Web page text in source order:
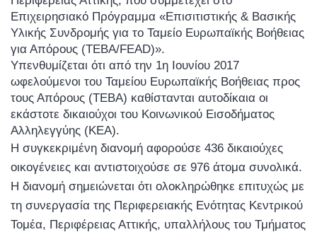
Επιχειρησιακό Πρόγραμμα «Επισιτιστικής & Βασικής
Υλικής Συνδρομής για το Ταμείο Ευρωπαϊκής Βοήθειας
για Απόρους (ΤΕΒΑ/FEAD)».
Υπενθυμίζεται ότι από την 1η Ιουνίου 2017
ωφελούμενοι του Ταμείου Ευρωπαϊκής Βοήθειας προς
τους Απόρους (ΤΕΒΑ) καθίστανται αυτοδίκαια οι
εκάστοτε δικαιούχοι του Κοινωνικού Εισοδήματος
Αλληλεγγύης (ΚΕΑ).
Η συγκεκριμένη διανομή αφορούσε 436 δικαιούχες
οικογένειες και αντιστοιχούσε σε 976 άτομα συνολικά.
Η διανομή σημειώνεται ότι ολοκληρώθηκε επιτυχώς με
τη συνεργασία της Περιφερειακής Ενότητας Κεντρικού
Τομέα, Περιφέρειας Αττικής, υπαλλήλους του Τμήματος